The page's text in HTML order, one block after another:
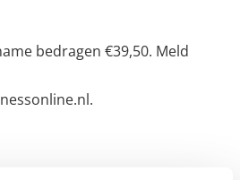
bedragen €39,50. Meld